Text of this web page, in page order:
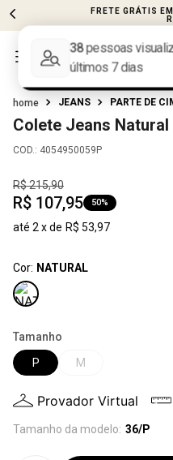
FRETE GRÁTIS
JEANS PARTE DE
Colete Jeans Natural
COD.: 4054950059P
R$215,90
R$ 107,95 50%
até 2 x de R$ 53,97
Cor: NATURAL
Tamanho
P
M
Provador Virtual
Tamanho da modelo: 36/P